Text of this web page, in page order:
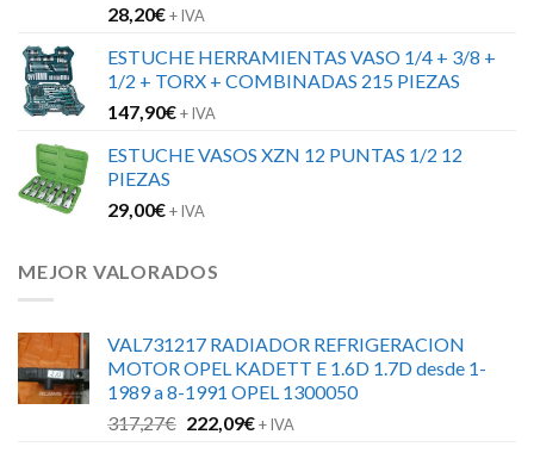
28,20€+ IVA
ESTUCHE HERRAMIENTAS VASO 1/4 + 3/8 +
1/2 + TORX + COMBINADAS 215 PIEZAS
147,90€+ IVA
ESTUCHE VASOS XZN 12 PUNTAS 1/2 12
PIEZAS
29,00€+ IVA
MEJOR VALORADOS
VAL731217 RADIADOR REFRIGERACION
MOTOR OPEL KADETT E 1.6D 1.7D desde 1-
1989 a 8-1991 OPEL 1300050
317,27€ El
222,09€El+ IVA